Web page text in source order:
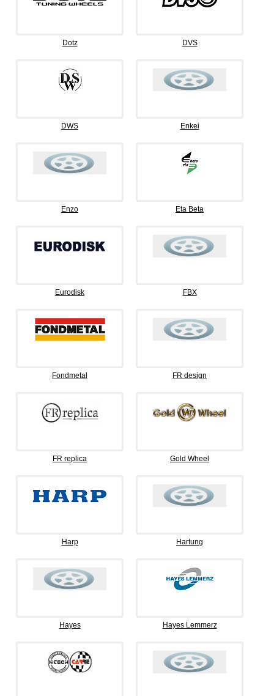
Dotz DVS
DWS Enkei
Enzo Eta Beta
Eurodisk FBX
Fondmetal FR design
FR replica Gold Wheel
Harp Hartung
Hayes Hayes Lemmerz